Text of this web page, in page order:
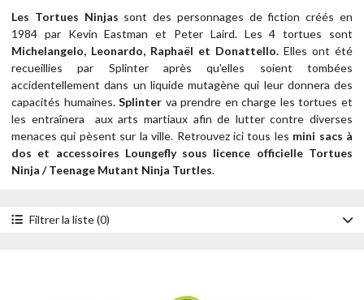
Les Tortues Ninjas sont des personnages de fiction créés en
1984 par Kevin Eastman et Peter Laird. Les 4 tortues sont
Michelangelo, Leonardo, Raphaël et Donattello. Elles ont été
recueillies par Splinter après qu'elles soient tombées
accidentellement dans un liquide mutagène qui leur donnera des
capacités humaines.Splinter va prendre en charge les tortues et
les entraînera aux arts martiaux afin de lutter contre diverses
menaces qui pèsent sur la ville. Retrouvez ici tous les mini sacs à
dos et accessoires Loungefly sous licence officielle Tortues
Ninja / Teenage Mutant Ninja Turtles.
Filtrer la liste (0)